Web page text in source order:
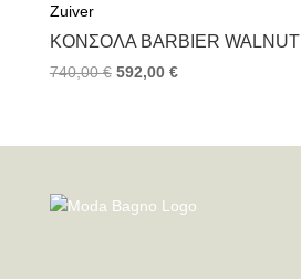
Zuiver
ΚΟΝΣΌΛΑ BARBIER WALNUT
740,00€ 592,00 €